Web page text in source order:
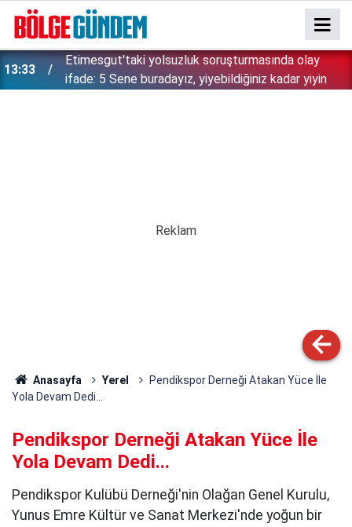
13:33
Etimesgut'taki yolsuzluk soruşturmasında olay
ifade: 5 Sene buradayız, yiyebildiğiniz kadar yiyin
Anasayfa Yerel
Pendikspor Derneği Atakan Yüce İle
Yola Devam Dedi...
Pendikspor Derneği Atakan Yüce İle
Yola Devam Dedi...
Pendikspor Kulübü Derneği'nin Olağan Genel Kurulu,
Yunus Emre Kültür ve Sanat Merkezi'nde yoğun bir